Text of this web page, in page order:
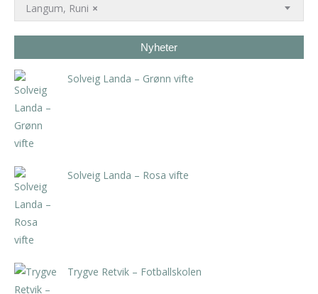
×
Langum, Runi
Nyheter
Solveig Landa – Grønn vifte
Solveig Landa – Rosa vifte
Trygve Retvik – Fotballskolen